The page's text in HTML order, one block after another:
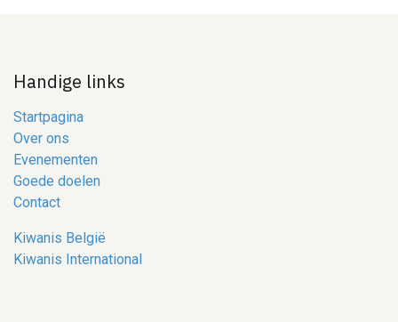
Handige links
Startpagina
Over ons
Evenementen
Goede doelen
Contact
Kiwanis België
Kiwanis International